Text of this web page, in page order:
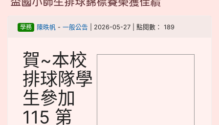
學務 陳昳帆- 一般公告 | 2026-05-27 | 點閱數： 189
賀~本校
排球隊學
生參加
115 第